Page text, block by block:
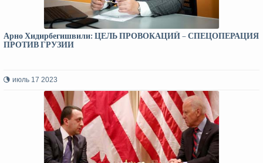
Арно Хидирбегишвили: ЦЕЛЬ ПРОВОКАЦИЙ – СПЕЦОПЕРАЦИЯ
ПРОТИВ ГРУЗИИ
июль 17 2023